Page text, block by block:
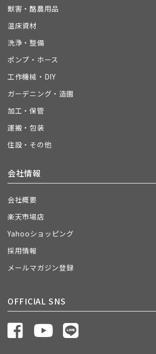
獣害・酪農用品
温床資材
洗浄・整備
ポンプ・ホース
工作機械・DIY
ガーデニング・造園
加工・保管
運搬・包装
住設・その他
会社情報
会社概要
楽天市場店
Yahooショッピング
採用情報
メールマガジン登録
OFFICIAL SNS